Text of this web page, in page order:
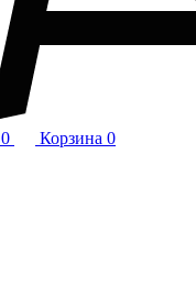
0 Корзина 0